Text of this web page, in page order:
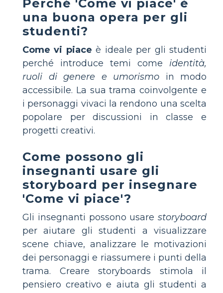
Perché 'Come vi piace' è
una buona opera per gli
studenti?
Come vi piace è ideale per gli studenti
perché introduce temi come identità,
ruoli di genere e umorismo in modo
accessibile. La sua trama coinvolgente e
i personaggi vivaci la rendono una scelta
popolare per discussioni in classe e
progetti creativi.
Come possono gli
insegnanti usare gli
storyboard per insegnare
'Come vi piace'?
Gli insegnanti possono usare storyboard
per aiutare gli studenti a visualizzare
scene chiave, analizzare le motivazioni
dei personaggi e riassumere i punti della
trama. Creare storyboards stimola il
pensiero creativo e aiuta gli studenti a